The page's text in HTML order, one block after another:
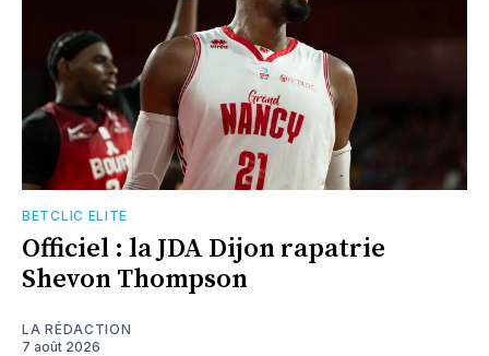
BETCLIC ELITE
Officiel : la JDA Dijon rapatrie
Shevon Thompson
LA RÉDACTION
7 août 2026